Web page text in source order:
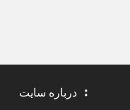
درباره سایت